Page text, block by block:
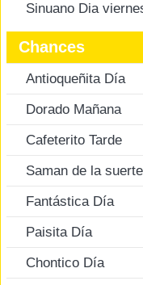
Sinuano Dia
Chances
Antioqueñita Día
Dorado Mañana
Cafeterito Tarde
Saman de la suerte
Fantástica Día
Paisita Día
Chontico Día